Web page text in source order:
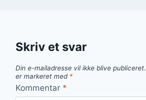
Skriv et svar
Din e-mailadresse vil ikke blive publiceret.
er markeret med *
Kommentar *